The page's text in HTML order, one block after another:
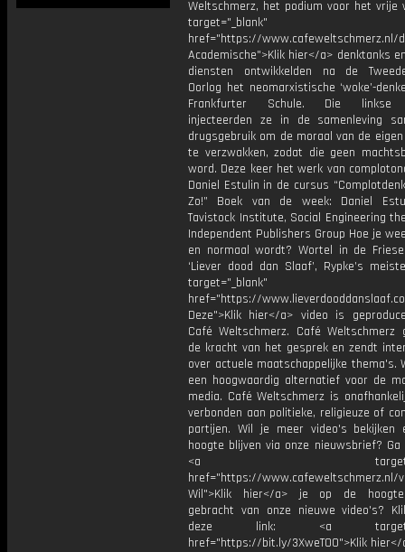
Weltschmerz, het podium voor het vrije
target="_blank"
href="https://www.cafeweltschmerz.nl/
Academische">Klik hier</a> denktanks
diensten ontwikkelden na de
Oorlog het neomarxistische ‘woke’-
Frankfurter Schule. Die linkse
injecteerden ze in de samenleving
drugsgebruik om de moraal van de
te verzwakken, zodat die geen
word. Deze keer het werk van
Daniel Estulin in de cursus
Zo!” Boek van de week: Daniel
Tavistock Institute, Social Engineering
Independent Publishers Group Hoe je
en normaal wordt? Wortel in de
‘Liever dood dan Slaaf’, Rypke’s
target="_blank"
href="https://
Deze">Klik hier</a> video is
Café Weltschmerz. Café Weltschmerz
de kracht van het gesprek en zendt
over actuele maatschappelijke thema's.
een hoogwaardig alternatief voor de
media. Café Weltschmerz is
verbonden aan politieke, religieuze of
partijen. Wil je meer video's bekijken
hoogte blijven via onze nieuwsbrief? Ga
<a
href="https://www.cafeweltschmerz.nl/
Wil">Klik hier</a> je op de
gebracht van onze nieuwe video's?
deze link: <a
href="https://bit.ly/3XweTO0">Klik hier</